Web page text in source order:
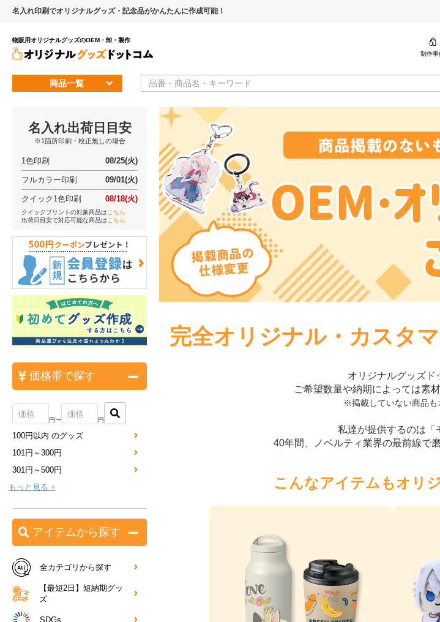
名入れ印刷でオリジナルグッズ・記念品がかんたんに作成可能！
物販用オリジナルグッズのOEM・卸・製作
制作事
商品一覧
完全オリジナル・カスタ
オリジナルグッズド
ご希望数量や納期によっては素
※掲載していない商品も
私達が提供するのは「
40年間、ノベルティ業界の最前線で
こんなアイテムもオリ
名入れ出荷日目安
※1箇所印刷・校正無しの場合
1色印刷 08/25(火)
フルカラー印刷 09/01(火)
クイック1色印刷 08/18(火)
クイックプリントの対象商品は こちら
出荷日目安で対応可能な商品は こちら
価格帯で探す
円〜 円
100円以内 のグッズ
101円～300円
301円～500円
もっと見る +
アイテムから探す
全カテゴリから探す
【最短2日】短納期グッ
ズ
SDGs